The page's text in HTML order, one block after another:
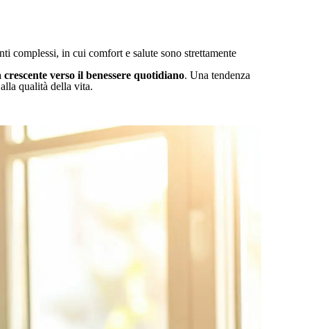
complessi, in cui comfort e salute sono strettamente
verso il benessere quotidiano. Una tendenza
qualità della vita.